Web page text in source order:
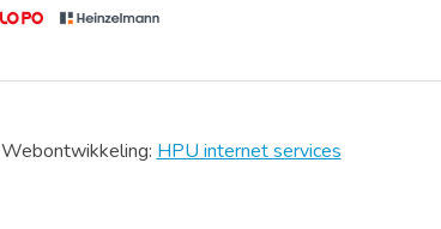
Webontwikkeling: HPU internet services